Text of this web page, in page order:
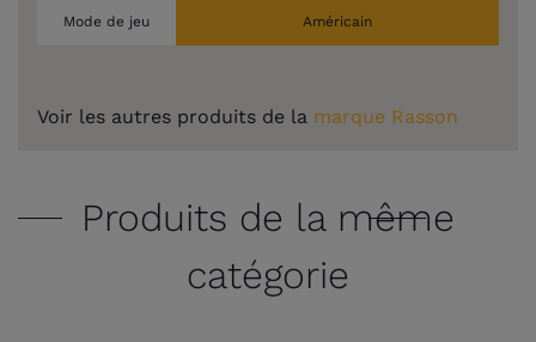
Mode de jeu Américain
Voir les autres produits de la marque Rasson
Produits de la même
catégorie